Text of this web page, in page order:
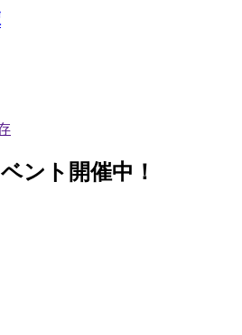
ント開催中！